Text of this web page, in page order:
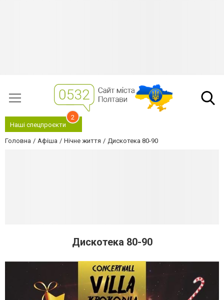
Наші спецпроєкти
2
Головна Афіша Нічне життя Дискотека 80-90
Дискотека 80-90